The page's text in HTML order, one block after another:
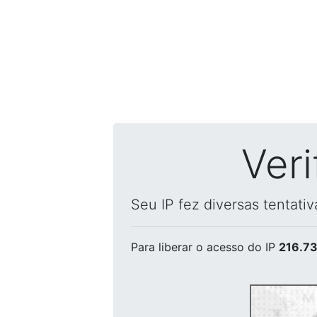
Seu IP fez diversas
Para liberar o acesso do IP